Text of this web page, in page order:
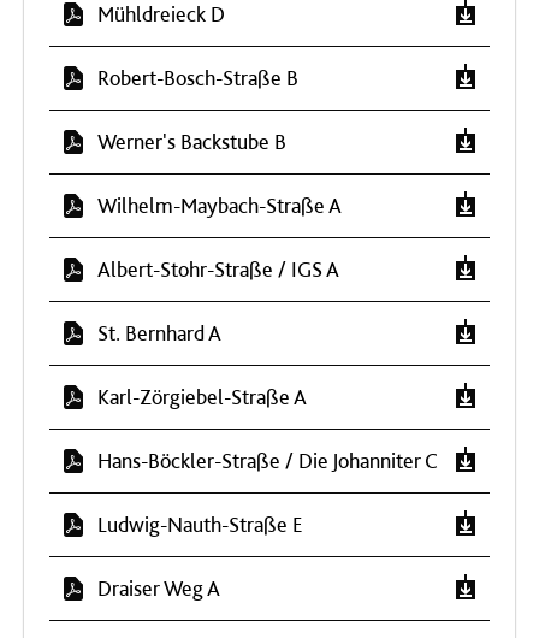
Mühldreieck D
Robert-Bosch-Straße B
Werner's Backstube B
Wilhelm-Maybach-Straße A
Albert-Stohr-Straße / IGS A
St. Bernhard A
Karl-Zörgiebel-Straße A
Hans-Böckler-Straße / Die Johanniter C
Ludwig-Nauth-Straße E
Draiser Weg A